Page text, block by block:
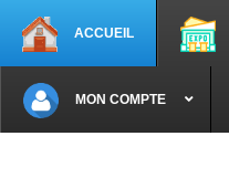
ACCUEIL
MON COMPTE